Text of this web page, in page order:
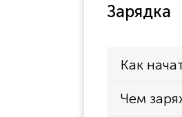
Зарядка
Как
Чем